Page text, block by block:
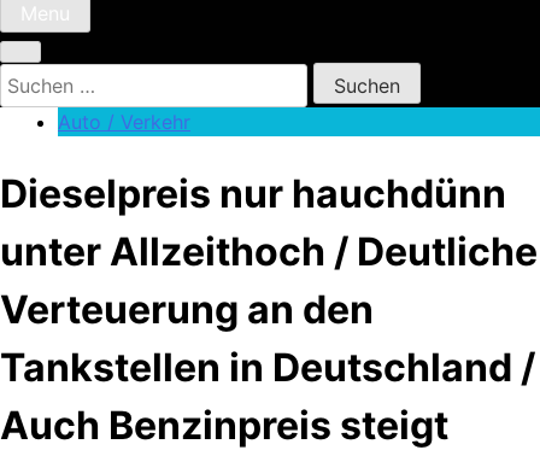
Menu
Suchen
nach:
Auto / Verkehr
Dieselpreis nur hauchdünn
unter Allzeithoch / Deutliche
Verteuerung an den
Tankstellen in Deutschland /
Auch Benzinpreis steigt